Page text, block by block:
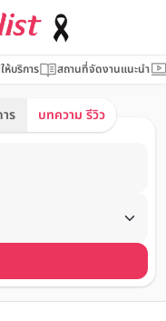
ห้บริการ สถานที่จัดงานแนะนำ
ร บทความ รีวิว